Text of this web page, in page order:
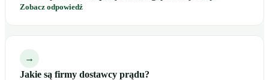
Zobacz odpowiedź
→
Jakie są firmy dostawcy prądu?